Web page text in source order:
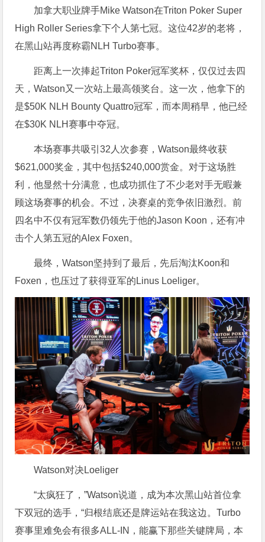
加拿大职业牌手Mike Watson在Triton Poker Super
High Roller Series拿下个人第七冠。这位42岁的老将，
在黑山站再度称霸NLH Turbo赛事。
距离上一次捧起Triton Poker冠军奖杯，仅仅过去四
天，Watson又一次站上最高领奖台。这一次，他拿下的
是$50K NLH Bounty Quattro冠军，而本周稍早，他已经
在$30K NLH赛事中夺冠。
本场赛事共吸引32人次参赛，Watson最终收获
$621,000奖金，其中包括$240,000赏金。对于这场胜
利，他显然十分满意，也成功抓住了不少老对手无暇兼
顾这场赛事的机会。不过，决赛桌的竞争依旧激烈。前
四名中不仅有冠军数仍领先于他的Jason Koon，还有冲
击个人第五冠的Alex Foxen。
最终，Watson坚持到了最后，先后淘汰Koon和
Foxen，也压过了获得亚军的Linus Loeliger。
Watson对决Loeliger
“太疯狂了，”Watson说道，成为本次黑山站首位拿
下双冠的选手，“归根结底还是牌运站在我这边。Turbo
赛事里难免会有很多ALL-IN，能赢下那些关键牌局，本